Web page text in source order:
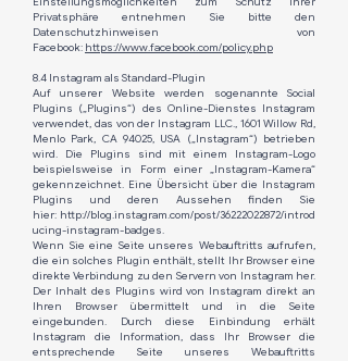
Privatsphäre entnehmen Sie bitte den
Datenschutzhinweisen von
Facebook: https://www.facebook.com/policy.php
8.4 Instagram als Standard-Plugin
Auf unserer Website werden sogenannte Social
Plugins („Plugins“) des Online-Dienstes Instagram
verwendet, das von der Instagram LLC., 1601 Willow Rd,
Menlo Park, CA 94025, USA („Instagram“) betrieben
wird. Die Plugins sind mit einem Instagram-Logo
beispielsweise in Form einer „Instagram-Kamera“
gekennzeichnet. Eine Übersicht über die Instagram
Plugins und deren Aussehen finden Sie
hier: http://blog.instagram.com/post/36222022872/introd
ucing-instagram-badges.
Wenn Sie eine Seite unseres Webauftritts aufrufen,
die ein solches Plugin enthält, stellt Ihr Browser eine
direkte Verbindung zu den Servern von Instagram her.
Der Inhalt des Plugins wird von Instagram direkt an
Ihren Browser übermittelt und in die Seite
eingebunden. Durch diese Einbindung erhält
Instagram die Information, dass Ihr Browser die
entsprechende Seite unseres Webauftritts